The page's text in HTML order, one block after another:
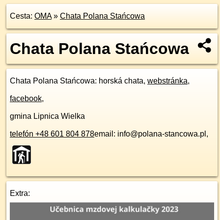
Cesta: OMA» Chata Polana Stańcowa
Chata Polana Stańcowa
Chata Polana Stańcowa: horská chata, webstránka,
facebook,
gmina Lipnica Wielka
telefón +48 601 804 878email: info@polana-stancowa.pl,
Extra: